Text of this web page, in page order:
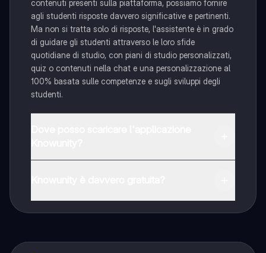
contenuti presenti sulla piattaforma, possiamo fornire
agli studenti risposte davvero significative e pertinenti.
Ma non si tratta solo di risposte, l'assistente è in grado
di guidare gli studenti attraverso le loro sfide
quotidiane di studio, con piani di studio personalizzati,
quiz o contenuti nella chat e una personalizzazione al
100% basata sulle competenze e sugli sviluppi degli
studenti.